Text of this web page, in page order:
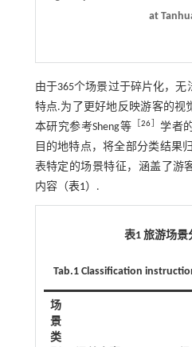
at
由于365个场景过于碎片化，
特点.为了更好地反映游客的视
本研究参考Sheng等 ［26
学者
目的地特点，将全部分类结果
表特定的场景特征，涵盖了游
内容（表1）.
表1 旅游场景
Tab.1 Classification
场
景
类